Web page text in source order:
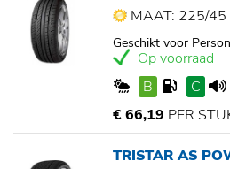
MAAT: 225/45
Geschikt voor
Op voorraad
B
C
€ 66,19 PER
TRISTAR AS